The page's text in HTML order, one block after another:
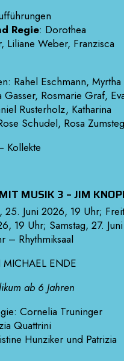
Regie: Dorothea
Liliane Weber, Franzisca
Rahel Eschmann, Myrtha
Gasser, Rosmarie Graf,
Rusterholz, Katharina
Schudel, Rosa Zumsteg
Kollekte
MUSIK 3 – JIM
25. Juni 2026, 19 Uhr;
19 Uhr; Samstag, 27. Juni
– Rhythmiksaal
MICHAEL ENDE
ab 6 Jahren
Cornelia Truninger
Quattrini
Hunziker und Patrizia